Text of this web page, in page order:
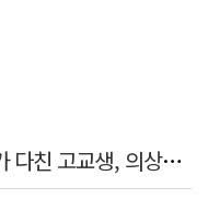
'장윤기 사건' 피해 여고생 돕다가 다친 고교생, 의상자 인정